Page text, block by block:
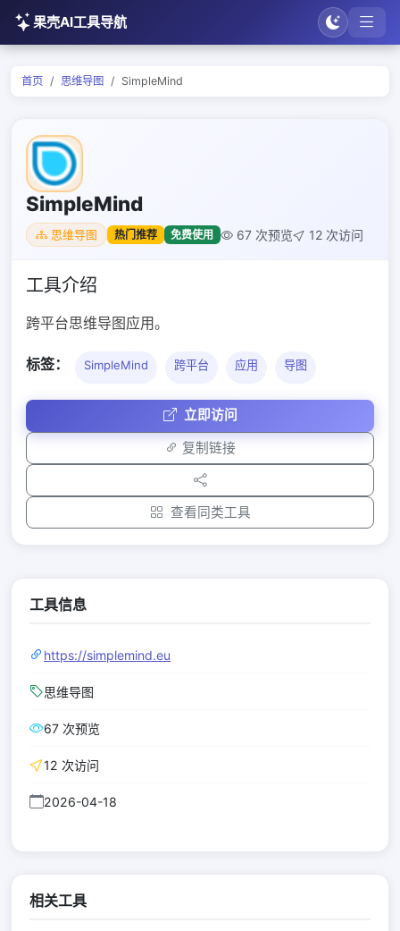
果壳AI工具导航
首页 思维导图 SimpleMind
SimpleMind
思维导图 热门推荐 免费使用 67 次预览 12 次访问
工具介绍
跨平台思维导图应用。
标签： SimpleMind 跨平台 应用 导图
立即访问
复制链接
查看同类工具
工具信息
https://simplemind.eu
思维导图
67 次预览
12 次访问
2026-04-18
相关工具